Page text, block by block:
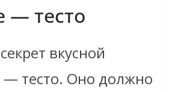
— тесто
вкусной
тесто. Оно должно